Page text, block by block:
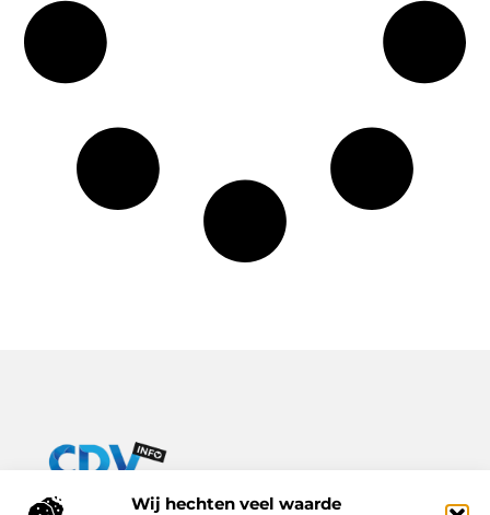
Wij hechten veel waarde
Van praktische tips tot inspirerende verhalen – alles op Cdv-